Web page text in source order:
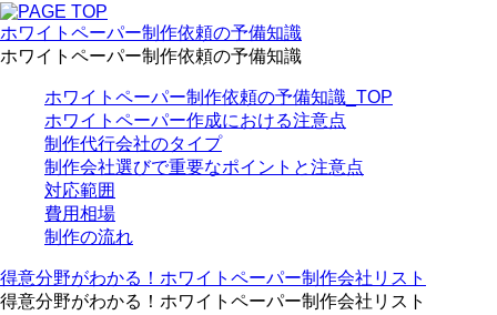
ホワイトペーパー制作依頼の予備知識
ホワイトペーパー制作依頼の予備知識
ホワイトペーパー制作依頼の予備知識_TOP
ホワイトペーパー作成における注意点
制作代行会社のタイプ
制作会社選びで重要なポイントと注意点
対応範囲
費用相場
制作の流れ
得意分野がわかる！ホワイトペーパー制作会社リスト
得意分野がわかる！ホワイトペーパー制作会社リスト